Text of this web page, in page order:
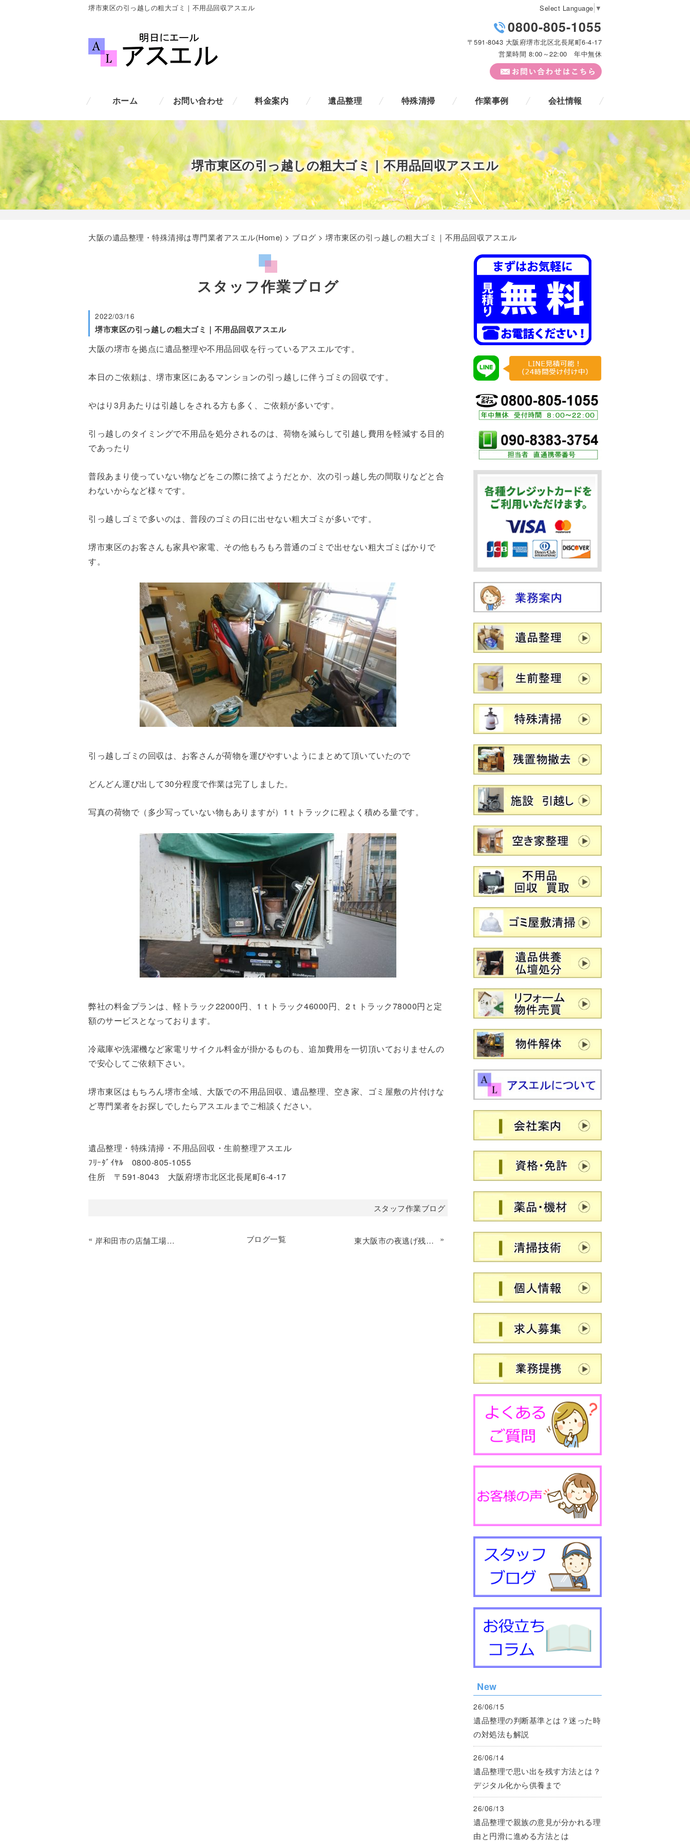
堺市東区の引っ越しの粗大ゴミ｜不用品回収アスエル Select Language ▼
0800-805-1055
〒591-8043 大阪府堺市北区北長尾町6-4-17
営業時間 8:00～22:00 年中無休
ホーム お問い合わせ 料金案内 遺品整理 特殊清掃 作業事例 会社情報
堺市東区の引っ越しの粗大ゴミ｜不用品回収アスエル
大阪の遺品整理・特殊清掃は専門業者アスエル(Home) > ブログ > 堺市東区の引っ越しの粗大ゴミ｜不用品回収アスエル
スタッフ作業ブログ
2022/03/16
堺市東区の引っ越しの粗大ゴミ｜不用品回収アスエル
大阪の堺市を拠点に遺品整理や不用品回収を行っているアスエルです。
本日のご依頼は、堺市東区にあるマンションの引っ越しに伴うゴミの回収です。
やはり3月あたりは引越しをされる方も多く、ご依頼が多いです。
引っ越しのタイミングで不用品を処分されるのは、荷物を減らして引越し費用を軽減する目的
であったり
普段あまり使っていない物などをこの際に捨てようだとか、次の引っ越し先の間取りなどと合
わないからなど様々です。
引っ越しゴミで多いのは、普段のゴミの日に出せない粗大ゴミが多いです。
堺市東区のお客さんも家具や家電、その他もろもろ普通のゴミで出せない粗大ゴミばかりで
す。
引っ越しゴミの回収は、お客さんが荷物を運びやすいようにまとめて頂いていたので
どんどん運び出して30分程度で作業は完了しました。
写真の荷物で（多少写っていない物もありますが）1ｔトラックに程よく積める量です。
弊社の料金プランは、軽トラック22000円、1ｔトラック46000円、2ｔトラック78000円と定
額のサービスとなっております。
冷蔵庫や洗濯機など家電リサイクル料金が掛かるものも、追加費用を一切頂いておりませんの
で安心してご依頼下さい。
堺市東区はもちろん堺市全域、大阪での不用品回収、遺品整理、空き家、ゴミ屋敷の片付けな
ど専門業者をお探しでしたらアスエルまでご相談ください。
遺品整理・特殊清掃・不用品回収・生前整理アスエル
ﾌﾘｰﾀﾞｲﾔﾙ 0800-805-1055
住所 〒591-8043 大阪府堺市北区北長尾町6-4-17
スタッフ作業ブログ
« 岸和田市の店舗工場残置物撤去｜片付け専門業者アスエル ブログ一覧 東大阪市の夜逃げ残置物撤去｜片付け業者アスエル »
New
26/06/15
遺品整理の判断基準とは？迷った時
の対処法も解説
26/06/14
遺品整理で思い出を残す方法とは？
デジタル化から供養まで
26/06/13
遺品整理で親族の意見が分かれる理
由と円滑に進める方法とは